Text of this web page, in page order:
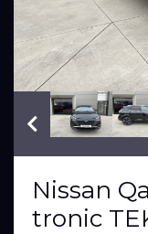
VIN:
Nissan
tronic